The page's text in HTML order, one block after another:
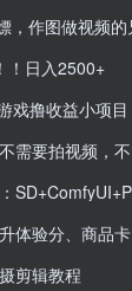
，作图做视频的
！日入2500+
戏撸收益小项
，不需要卖货，在
合成+案例，从生成到
、商品卡 引流，投
剪辑教程